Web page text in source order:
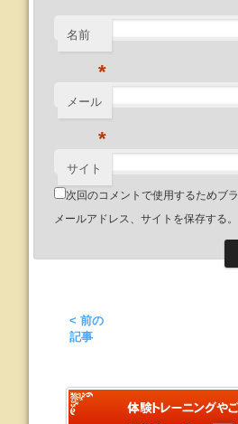
名前
*
メール
*
サイト
次回のコメントで使用するためブ
メールアドレス、サイトを保存する。
< 前の
記事